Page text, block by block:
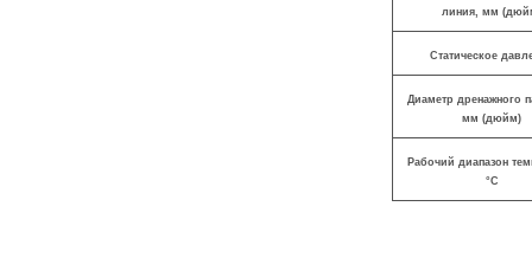
линия, мм
Статическое
Диаметр дренажного
мм (дюйм)
Рабочий диапазон
°C